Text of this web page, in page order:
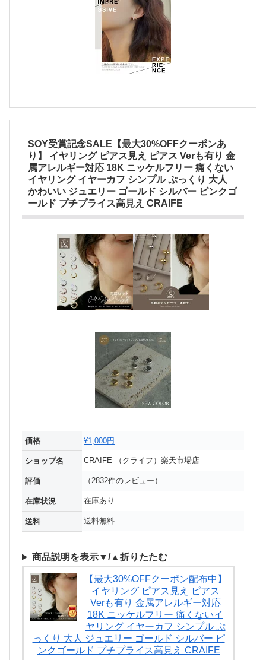
SOY受賞記念SALE【最大30%OFFクーポンあ
り】 イヤリング ピアス見え ピアス Verも有り 金
属アレルギー対応 18K ニッケルフリー 痛くない
イヤリング イヤーカフ シンプル ぷっくり 大人
かわいい ジュエリー ゴールド シルバー ピンクゴ
ールド プチプライス高見え CRAIFE
価格 ¥1,000円
ショップ名 CRAIFE （クライフ）楽天市場店
評価 （2832件のレビュー）
在庫状況 在庫あり
送料 送料無料
商品説明を表示▼/▲折りたたむ
【最大30%OFFクーポン配布中】
イヤリング ピアス見え ピアス
Verも有り 金属アレルギー対応
18K ニッケルフリー 痛くないイ
ヤリング イヤーカフ シンプル ぷ
っくり 大人 ジュエリー ゴールド シルバー ピ
ンクゴールド プチプライス高見え CRAIFE